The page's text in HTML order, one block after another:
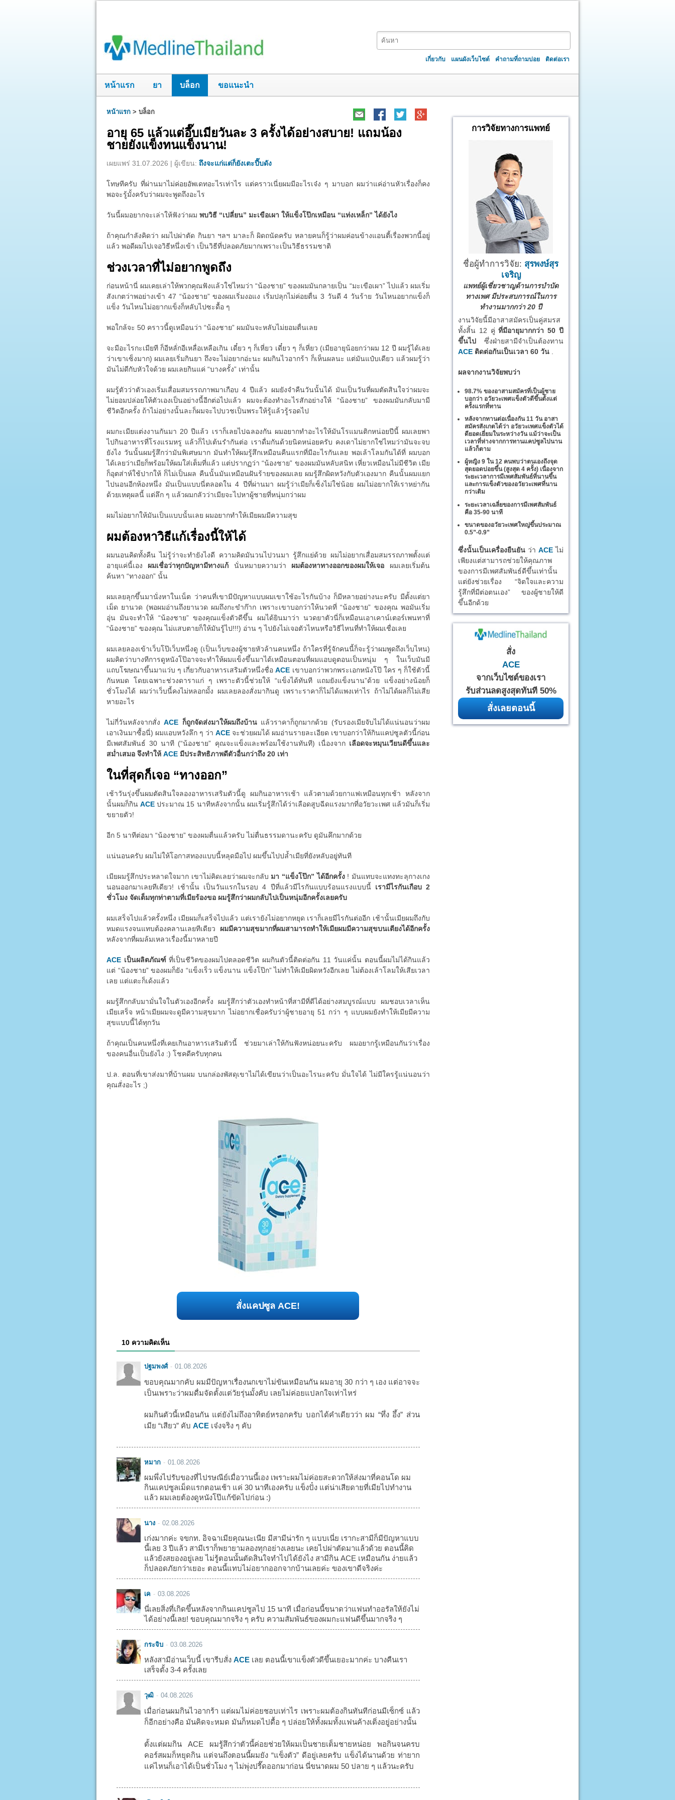
เกี่ยวกับ แผนผังเว็บไซต์ คำถามที่ถามบ่อย ติดต่อเรา
หน้าแรก ยา บล็อก ขอแนะนำ
หน้าแรก > บล็อก
อายุ 65 แล้วแต่อึ๊บเมียวันละ 3 ครั้งได้อย่างสบาย! แถมน้อง
ชายยังแข็งทนแข็งนาน!
เผยแพร่ 31.07.2026 | ผู้เขียน: ถึงจะแก่แต่ก็ยังเตะปี๊บดัง
โทษทีครับ ที่ผ่านมาไม่ค่อยอัพเดทอะไรเท่าไร แต่คราวเนี่ยผมมีอะไรเจ๋ง ๆ มาบอก ผมว่าแค่อ่านหัวเรื่องก็คง
พอจะรู้มั้งครับว่าผมจะพูดถึงอะไร
วันนี้ผมอยากจะเล่าให้ฟังว่าผม พบวิธี “เปลี่ยน” มะเขือเผา ให้แข็งโป๊กเหมือน “แท่งเหล็ก” ได้ยังไง
ถ้าคุณกำลังคิดว่า ผมไปผ่าตัด กินยา ฯลฯ มาละก็ ผิดถนัดครับ หลายคนก็รู้ว่าผมค่อนข้างแอนตี้เรื่องพวกนี้อยู่
แล้ว พอดีผมไปเจอวิธีหนึ่งเข้า เป็นวิธีที่ปลอดภัยมากเพราะเป็นวิธีธรรมชาติ
ช่วงเวลาที่ไม่อยากพูดถึง
ก่อนหน้านี่ ผมเคยเล่าให้พวกคุณฟังแล้วใช่ไหมว่า “น้องชาย” ของผมมันกลายเป็น “มะเขือเผา” ไปแล้ว ผมเริ่ม
สังเกตว่าพอย่างเข้า 47 “น้องชาย” ของผมเริ่มงอแง เริ่มปลุกไม่ค่อยตื่น 3 วันดี 4 วันร้าย วันไหนอยากแข็งก็
แข็ง วันไหนไม่อยากแข็งก็หลับไปซะดื้อ ๆ
พอใกล้จะ 50 คราวนี้ดูเหมือนว่า “น้องชาย” ผมมันจะหลับไม่ยอมตื่นเลย
จะมีอะไรกะเมียที ก็อีหลั่กอีเหลื่อเหลือเกิน เดี๋ยว ๆ ก็เหี่ยว เดี๋ยว ๆ ก็เหี่ยว (เมียอายุน้อยกว่าผม 12 ปี ผมรู้ได้เลย
ว่าเขาเซ็งมาก) ผมเลยเริ่มกินยา ถึงจะไม่อยากอ่ะนะ ผมกินไวอากร้า ก็เห็นผลนะ แต่มันแป๋บเดียว แล้วผมรู้ว่า
มันไม่ดีกับหัวใจด้วย ผมเลยกินแค่ “บางครั้ง” เท่านั้น
ผมรู้ตัวว่าตัวเองเริ่มเสื่อมสมรรถภาพมาเกือบ 4 ปีแล้ว ผมยังจำคืนวันนั้นได้ มันเป็นวันที่ผมตัดสินใจว่าผมจะ
ไม่ยอมปล่อยให้ตัวเองเป็นอย่างนี้อีกต่อไปแล้ว ผมจะต้องทำอะไรสักอย่างให้ “น้องชาย” ของผมมันกลับมามี
ชีวิตอีกครั้ง ถ้าไม่อย่างนั้นละก็ผมจะไปบวชเป็นพระให้รู้แล้วรู้รอดไป
ผมกะเมียแต่งงานกันมา 20 ปีแล้ว เราก็เลยไปฉลองกัน ผมอยากทำอะไรให้มันโรแมนติกหน่อยปีนี้ ผมเลยพา
ไปกินอาหารที่โรงแรมหรู แล้วก็ไปเต้นรำกันต่อ เราดื่มกันด้วยนิดหน่อยครับ คงเดาไม่ยากใช่ไหมว่ามันจะจบ
ยังไง วันนั้นผมรู้สึกว่ามันพิเศษมาก มันทำให้ผมรู้สึกเหมือนคืนแรกที่มีอะไรกันเลย พอเล้าโลมกันได้ที่ ผมบอก
ได้เลยว่าเมียก็พร้อมให้ผมใส่เต็มที่แล้ว แต่ปรากฏว่า “น้องชาย” ของผมมันหลับสนิท เหี่ยวเหมือนไม่มีชีวิต เมีย
ก็อุตส่าห์ใช้ปากให้ ก็ไม่เป็นผล คืนนั้นมันเหมือนฝันร้ายของผมเลย ผมรู้สึกผิดหวังกับตัวเองมาก คืนนั้นผมแยก
ไปนอนอีกห้องหนึ่ง มันเป็นแบบนี่ตลอดใน 4 ปีที่ผ่านมา ผมรู้ว่าเมียก็เซ็งไม่ใช่น้อย ผมไม่อยากให้เราหย่ากัน
ด้วยเหตุผลนี้ แต่ลึก ๆ แล้วผมกลัวว่าเมียจะไปหาผู้ชายที่หนุ่มกว่าผม
ผมไม่อยากให้มันเป็นแบบนั้นเลย ผมอยากทำให้เมียผมมีความสุข
ผมต้องหาวิธีแก้เรื่องนี้ให้ได้
ผมนอนคิดทั้งคืน ไม่รู้ว่าจะทำยังไงดี ความคิดมันวนไปวนมา รู้สึกแย่ด้วย ผมไม่อยากเสื่อมสมรรถภาพตั้งแต่
อายุแค่นี้เอง ผมเชื่อว่าทุกปัญหามีทางแก้ นั่นหมายความว่า ผมต้องหาทางออกของผมให้เจอ ผมเลยเริ่มต้น
ค้นหา “ทางออก” นั้น
ผมเลยลุกขึ้นมานั่งหาในเน็ต ว่าคนที่เขามีปัญหาแบบผมเขาใช้อะไรกันบ้าง ก็มีหลายอย่างนะครับ มีตั้งแต่ยา
เม็ด ยานวด (พอผมอ่านถึงยานวด ผมถึงกะขำก๊าก เพราะเขาบอกว่าให้นวดที่ “น้องชาย” ของคุณ พอมันเริ่ม
อุ่น มันจะทำให้ “น้องชาย” ของคุณแข็งตัวดีขึ้น ผมได้ยินมาว่า นวดยาตัวนี่ก็เหมือนเอาเคาน์เตอร์เพนทาที่
“น้องชาย” ของคุณ ไม่แสบตายก็ให้มันรู้ไป!!!) อ่าน ๆ ไปยังไม่เจอตัวไหนหรือวิธีไหนที่ทำให้ผมเชื่อเลย
ผมเลยลองเข้าเว็บโป๊เว็บหนึ่งดู (เป็นเว็บของผู้ชายหัวล้านคนหนึ่ง ถ้าใครที่รู้จักคนนี้ก็จะรู้ว่าผมพูดถึงเว็บไหน)
ผมคิดว่าบางทีการดูหนังโป๊อาจจะทำให้ผมแข็งขึ้นมาได้เหมือนตอนที่ผมแอบดูตอนเป็นหนุ่ม ๆ ในเว็บมันมี
แถบโฆษณาขึ้นมาแว่บ ๆ เกี่ยวกับอาหารเสริมตัวหนึ่งชื่อACE เขาบอกว่าพวกพระเอกหนังโป๊ ใคร ๆ ก็ใช้ตัวนี้
กันหมด โดยเฉพาะช่วงดาราแก่ ๆ เพราะตัวนี้ช่วยให้ “แข็งได้ทันที แถมยังแข็งนาน”ด้วย แข็งอย่างน้อยก็
ชั่วโมงได้ ผมว่าเว็บนี้คงไม่หลอกมั้ง ผมเลยลองสั่งมากินดู เพราะราคาก็ไม่ได้แพงเท่าไร ถ้าไม่ได้ผลก็ไม่เสีย
หายอะไร
ไม่กี่วันหลังจากสั่งACE ก็ถูกจัดส่งมาให้ผมถึงบ้าน แล้วราคาก็ถูกมากด้วย (รับรองเมียจับไม่ได้แน่นอนว่าผม
เอาเงินมาซื้อนี่) ผมแอบหวังลึก ๆ ว่า ACEจะช่วยผมได้ ผมอ่านรายละเอียด เขาบอกว่าให้กินแคปซูลตัวนี้ก่อน
มีเพศสัมพันธ์ 30 นาที (“น้องชาย” คุณจะแข็งและพร้อมใช้งานทันที) เนื่องจาก เลือดจะหมุนเวียนดีขึ้นและ
สม่ำเสมอ จึงทำให้ ACEมีประสิทธิภาพดีตัวอื่นกว่าถึง 20 เท่า
ในที่สุดก็เจอ “ทางออก”
เช้าวันรุ่งขึ้นผมตัดสินใจลองอาหารเสริมตัวนี้ดู ผมกินอาหารเช้า แล้วตามด้วยกาแฟเหมือนทุกเช้า หลังจาก
นั้นผมก็กินACE ประมาณ 15 นาทีหลังจากนั้น ผมเริ่มรู้สึกได้ว่าเลือดสูบฉีดแรงมากที่อวัยวะเพศ แล้วมันก็เริ่ม
ขยายตัว!
อีก 5 นาทีต่อมา “น้องชาย” ของผมตื่นแล้วครับ ไม่ตื่นธรรมดานะครับ ดูมันคึกมากด้วย
แน่นอนครับ ผมไม่ให้โอกาสทองแบบนี้หลุดมือไป ผมขึ้นไปปล้ำเมียที่ยังหลับอยู่ทันที
เมียผมรู้สึกประหลาดใจมาก เขาไม่คิดเลยว่าผมจะกลับ มา “แข็งโป๊ก” ได้อีกครั้ง ! มันแทบจะแทงทะลุกางเกง
นอนออกมาเลยทีเดียว! เช้านั้น เป็นวันแรกในรอบ 4 ปีที่แล้วมีไรกันแบบร้อนแรงแบบนี้ เรามีไรกันเกือบ 2
ชั่วโมง จัดเต็มทุกท่าตามที่เมียร้องขอ ผมรู้สึกว่าผมกลับไปเป็นหนุ่มอีกครั้งเลยครับ
ผมเสร็จไปแล้วครั้งหนึ่ง เมียผมก็เสร็จไปแล้ว แต่เรายังไม่อยากหยุด เราก็เลยมีไรกันต่ออีก เช้านั้นเมียผมถึงกับ
หมดแรงจนแทบต้องคลานเลยทีเดียว ผมมีความสุขมากที่ผมสามารถทำให้เมียผมมีความสุขบนเตียงได้อีกครั้ง
หลังจากที่ผมล้มเหลวเรื่องนี้มาหลายปี
ACEเป็นผลิตภัณฑ์ที่เป็นชีวิตของผมไปตลอดชีวิต ผมกินตัวนี้ติดต่อกัน 11 วันแค่นั้น ตอนนี้ผมไม่ได้กินแล้ว
แต่ “น้องชาย” ของผมก็ยัง “แข็งเร็ว แข็งนาน แข็งโป๊ก” ไม่ทำให้เมียผิดหวังอีกเลย ไม่ต้องเล้าโลมให้เสียเวลา
เลย แต่แตะก็เด้งแล้ว
ผมรู้สึกกลับมามั่นใจในตัวเองอีกครั้ง ผมรู้สึกว่าตัวเองทำหน้าที่สามีที่ดีได้อย่างสมบูรณ์แบบ ผมชอบเวลาเห็น
เมียเสร็จ หน้าเมียผมจะดูมีความสุขมาก ไม่อยากเชื่อครับว่าผู้ชายอายุ 51 กว่า ๆ แบบผมยังทำให้เมียมีความ
สุขแบบนี้ได้ทุกวัน
ถ้าคุณเป็นคนหนึ่งที่เคยเกินอาหารเสริมตัวนี้ ช่วยมาเล่าให้กันฟังหน่อยนะครับ ผมอยากรู้เหมือนกันว่าเรื่อง
ของคนอื่นเป็นยังไง :) โชคดีครับทุกคน
ป.ล. ตอนที่เขาส่งมาที่บ้านผม บนกล่องพัสดุเขาไม่ได้เขียนว่าเป็นอะไรนะครับ มั่นใจได้ ไม่มีใครรู้แน่นอนว่า
คุณสั่งอะไร ;)
สั่งแคปซูล ACE!
10 ความคิดเห็น
ปฐมพงศ์ 01.08.2026
ขอบคุณมากคับ ผมมีปัญหาเรื่องนกเขาไม่ขันเหมือนกัน ผมอายุ 30 กว่า ๆ เอง แต่อาจจะ
เป็นเพราะว่าผมดื่มจัดตั้งแต่วัยรุ่นมั้งคับ เลยไม่ค่อยแปลกใจเท่าไหร่
ผมกินตัวนี้เหมือนกัน แต่ยังไม่ถึงอาทิตย์หรอกครับ บอกได้คำเดียวว่า ผม “ทึ่ง อึ้ง” ส่วน
เมีย “เสียว” คับ ACEเจ๋งจริง ๆ คับ
หมาก 01.08.2026
ผมพึ่งไปรับของที่ไปรษณีย์เมื่อวานนี้เอง เพราะผมไม่ค่อยสะดวกให้ส่งมาที่คอนโด ผม
กินแคปซูลเม็ดแรกตอนเช้า แค่ 30 นาทีเองครับ แข็งปั๋ง แต่น่าเสียดายที่เมียไปทำงาน
แล้ว ผมเลยต้องดูหนังโป๊แก้ขัดไปก่อน :)
นาง 02.08.2026
เก่งมากค่ะ จขกท. อิจฉาเมียคุณนะเนีย มีสามีน่ารัก ๆ แบบเนี่ย เรากะสามีก็มีปัญหาแบบ
นี้เลย 3 ปีแล้ว สามีเราก็พยายามลองทุกอย่างเลยนะ เคยไปผ่าตัดมาแล้วด้วย ตอนนี้คิด
แล้วยังสยองอยู่เลย ไม่รู้ตอนนั้นตัดสินใจทำไปได้ยังไง สามีกิน ACE เหมือนกัน ง่ายแล้ว
ก็ปลอดภัยกว่าเยอะ ตอนนี้แทบไม่อยากออกจากบ้านเลยค่ะ ของเขาดีจริงค่ะ
เค 03.08.2026
นี่เลยสิ่งที่เกิดขึ้นหลังจากกินแคปซูลไป 15 นาที เมื่อก่อนนี้ขนาดว่าแฟนทำออรัลให้ยังไม่
ได้อย่างนี้เลย! ขอบคุณมากจริง ๆ ครับ ความสัมพันธ์ของผมกะแฟนดีขึ้นมากจริง ๆ
กระจิบ 03.08.2026
หลังสามีอ่านเว็บนี้ เขารีบสั่ง ACEเลย ตอนนี้เขาแข็งตัวดีขึ้นเยอะมากค่ะ บางคืนเรา
เสร็จตั้ง 3-4 ครั้งเลย
วุฒิ 04.08.2026
เมื่อก่อนผมกินไวอากร้า แต่ผมไม่ค่อยชอบเท่าไร เพราะผมต้องกินทันทีก่อนมีเซ็กซ์ แล้ว
ก็อีกอย่างคือ มันคิดจะหมด มันก็หมดไปดื้อ ๆ ปล่อยให้ทั้งผมทั้งแฟนค้างเติ่งอยู่อย่างนั้น
ตั้งแต่ผมกิน ACE ผมรู้สึกว่าตัวนี้ค่อยช่วยให้ผมเป็นชายเต็มชายหน่อย พอกินจนครบ
คอร์สผมก็หยุดกิน แต่จนถึงตอนนี้ผมยัง “แข็งตัว” ดีอยู่เลยครับ แข็งได้นานด้วย ท่ายาก
แค่ไหนก็เอาได้เป็นชั่วโมง ๆ ไม่พุ่งปรี๊ดออกมาก่อน นี่ขนาดผม 50 ปลาย ๆ แล้วนะครับ
การวิจัยทางการแพทย์
ชื่อผู้ทำการวิจัย: สุรพงษ์สุร
เจริญ
แพทย์ผู้เชี่ยวชาญด้านการบำบัด
ทางเพศ มีประสบการณ์ในการ
ทำงานมากกว่า 20 ปี
งานวิจัยนี้มีอาสาสมัครเป็นคู่สมรส
ทั้งสิ้น 12 คู่ที่มีอายุมากกว่า 50 ปี
ขึ้นไป ซึ่งฝ่ายสามีจำเป็นต้องทาน
ACE ติดต่อกันเป็นเวลา 60 วัน
ผลจากงานวิจัยพบว่า
98.7% ของอาสามสมัครที่เป็นผู้ชาย
บอกว่า อวัยวะเพศแข็งตัวดีขึ้นตั้งแต่
ครั้งแรกที่ทาน
หลังจากทานต่อเนื่องกัน 11 วัน อาสา
สมัครสังเกตได้ว่า อวัยวะเพศแข็งตัวได้
ดียอดเยี่ยมในระหว่างวัน แม้ว่าจะเป็น
เวลาที่ห่างจากการทานแคปซูลไปนาน
แล้วก็ตาม
ผู้หญิง 9 ใน 12 คนพบว่าตนเองถึงจุด
สุดยอดบ่อยขึ้น (สูงสุด 4 ครั้ง) เนื่องจาก
ระยะเวลาการมีเพศสัมพันธ์ที่นานขึ้น
และการแข็งตัวของอวัยวะเพศที่นาน
กว่าเดิม
ระยะเวลาเฉลี่ยของการมีเพศสัมพันธ์
คือ 35-90 นาที
ขนาดของอวัยวะเพศใหญ่ขึ้นประมาณ
0.5”-0.9”
ซึ่งนั้นเป็นเครื่องยืนยัน ว่า ACE ไม่
เพียงแต่สามารถช่วยให้คุณภาพ
ของการมีเพศสัมพันธ์ดีขึ้นเท่านั้น
แต่ยังช่วยเรื่อง “จิตใจและความ
รู้สึกที่มีต่อตนเอง” ของผู้ชายให้ดี
ขึ้นอีกด้วย
สั่ง
ACE
จากเว็บไซต์ของเรา
รับส่วนลดสูงสุดทันที 50%
สั่งเลยตอนนี้